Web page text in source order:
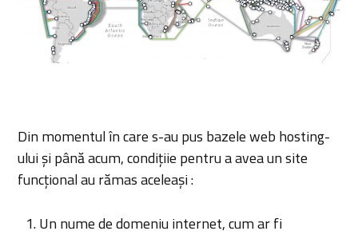
Din momentul în care s-au pus bazele web hosting-
ului și până acum, condițiie pentru a avea un site
funcțional au rămas aceleași :
Un nume de domeniu internet, cum ar fi